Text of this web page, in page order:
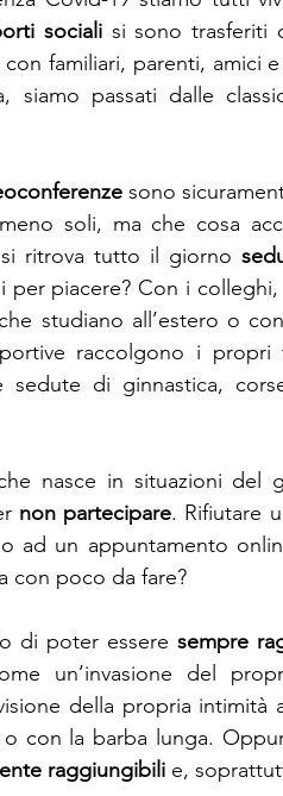
sociali si sono trasferiti
familiari, parenti, amici
sono
soli, ma che cosa
ritrova tutto il giorno
per piacere? Con i
studiano all’estero o
raccolgono i
sedute di ginnastica,
nasce in situazioni del
non partecipare. Rifiutare
ad un appuntamento
con poco da fare?
di poter essere sempre
un’invasione del
della propria
con la barba lunga.
raggiungibili e,